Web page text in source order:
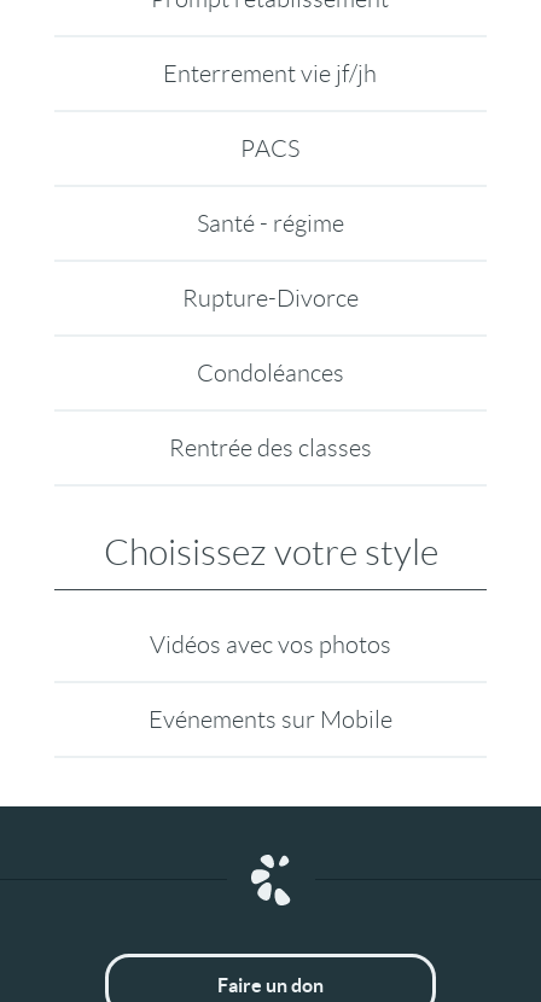
Enterrement vie jf/jh
PACS
Santé - régime
Rupture-Divorce
Condoléances
Rentrée des classes
Choisissez votre style
Vidéos avec vos photos
Evénements sur Mobile
Faire un don